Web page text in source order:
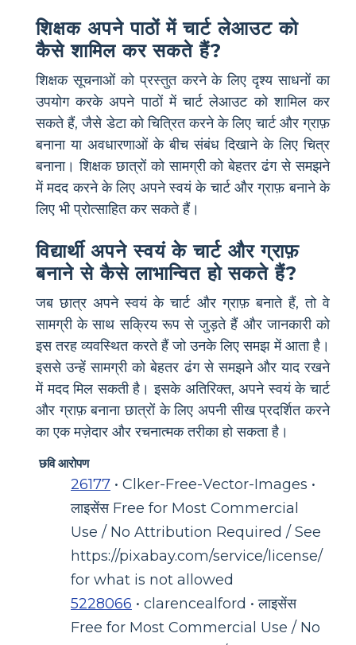
शिक्षक अपने पाठों में चार्ट लेआउट को
कैसे शामिल कर सकते हैं?
शिक्षक सूचनाओं को प्रस्तुत करने के लिए दृश्य साधनों का
उपयोग करके अपने पाठों में चार्ट लेआउट को शामिल कर
सकते हैं, जैसे डेटा को चित्रित करने के लिए चार्ट और ग्राफ़
बनाना या अवधारणाओं के बीच संबंध दिखाने के लिए चित्र
बनाना। शिक्षक छात्रों को सामग्री को बेहतर ढंग से समझने
में मदद करने के लिए अपने स्वयं के चार्ट और ग्राफ़ बनाने के
लिए भी प्रोत्साहित कर सकते हैं।
विद्यार्थी अपने स्वयं के चार्ट और ग्राफ़
बनाने से कैसे लाभान्वित हो सकते हैं?
जब छात्र अपने स्वयं के चार्ट और ग्राफ़ बनाते हैं, तो वे
सामग्री के साथ सक्रिय रूप से जुड़ते हैं और जानकारी को
इस तरह व्यवस्थित करते हैं जो उनके लिए समझ में आता है।
इससे उन्हें सामग्री को बेहतर ढंग से समझने और याद रखने
में मदद मिल सकती है। इसके अतिरिक्त, अपने स्वयं के चार्ट
और ग्राफ़ बनाना छात्रों के लिए अपनी सीख प्रदर्शित करने
का एक मज़ेदार और रचनात्मक तरीका हो सकता है।
छवि आरोपण
26177 • Clker-Free-Vector-Images •
लाइसेंस Free for Most Commercial
Use / No Attribution Required / See
https://pixabay.com/service/license/
for what is not allowed
5228066 • clarencealford • लाइसेंस
Free for Most Commercial Use / No